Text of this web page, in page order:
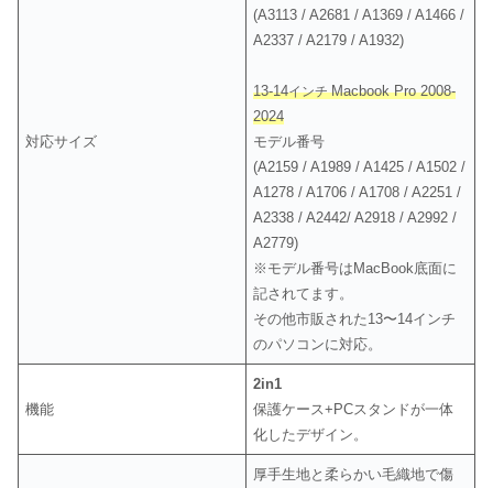
対応サイズ
(A3113 / A2681 / A1369 / A1466 /
A2337 / A2179 / A1932)
13-14インチMacbook Pro 2008-
2024
モデル番号
(A2159 / A1989 / A1425 / A1502 /
A1278 / A1706 / A1708 / A2251 /
A2338 / A2442/ A2918 / A2992 /
A2779)
※モデル番号はMacBook底面に
記されてます。
その他市販された13〜14インチ
のパソコンに対応。
機能
2in1
保護ケース+PCスタンドが一体
化したデザイン。
厚手生地と柔らかい毛織地で傷